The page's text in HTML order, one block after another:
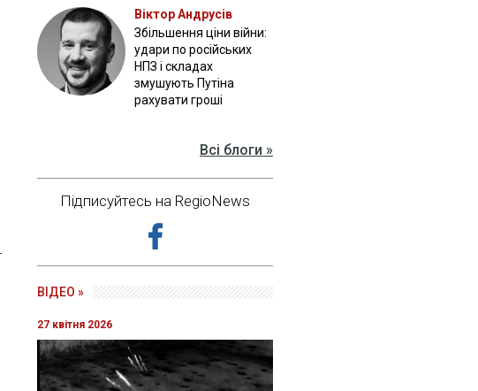
Віктор Андрусів
Збільшення ціни війни:
удари по російських
НПЗ і складах
змушують Путіна
рахувати гроші
Всі блоги »
Підписуйтесь на RegioNews
ВІДЕО »
27 квітня 2026